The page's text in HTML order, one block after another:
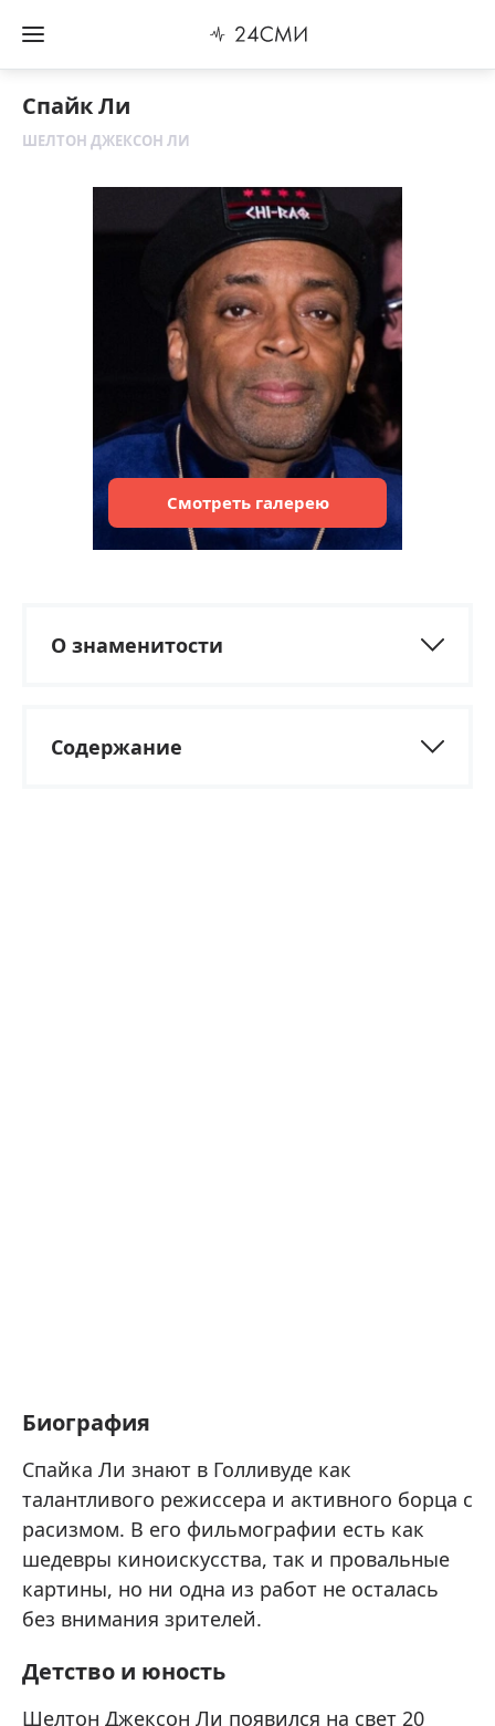
Спайк Ли
ШЕЛТОН ДЖЕКСОН ЛИ
Смотреть галерею
О знаменитости
Содержание
Биография
Спайка Ли знают в Голливуде как
талантливого режиссера и активного борца с
расизмом. В его фильмографии есть как
шедевры киноискусства, так и провальные
картины, но ни одна из работ не осталась
без внимания зрителей.
Детство и юность
Шелтон Джексон Ли появился на свет 20